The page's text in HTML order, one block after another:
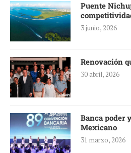
Puente
3 junio, 2026
Renovación
30 abril, 2026
Banca poder
Mexicano
31 marzo, 2026